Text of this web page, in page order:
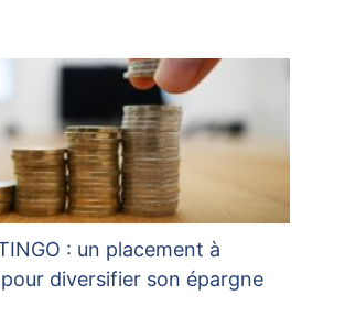
: un placement à
diversifier son épargne